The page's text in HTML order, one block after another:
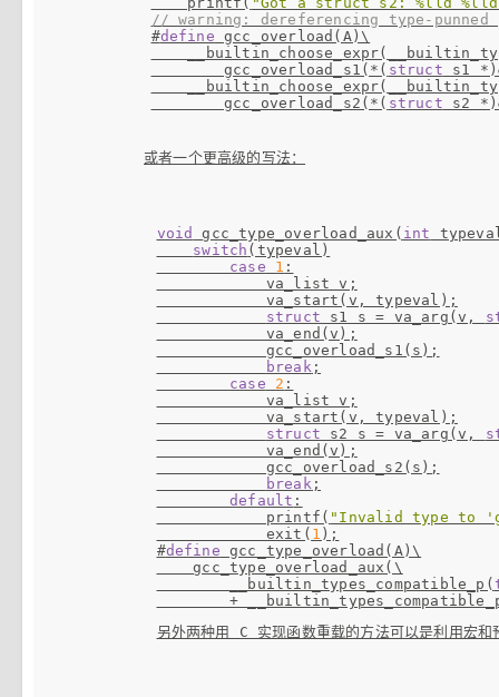
// warning: dereferencing type-
#define gcc_overload(A)\
        gcc_overload_s1(*(
struct s1
        gcc_overload_s2(*(
struct s2
或者一个更高级的写法：
void gcc_type_overload_aux( int
switch (typeval)
case
1 :
            va_list v;
            va_start(v, typeval);
struct s1 s = va_arg(v,
            va_end(v);
            gcc_overload_s1(s);
break ;
case
2 :
            va_list v;
            va_start(v, typeval);
struct s2 s = va_arg(v,
            va_end(v);
            gcc_overload_s2(s);
break ;
default :
            printf(
"Invalid type to
            exit(
1
#define gcc_type_overload(A)\
gcc_type_overload_aux(\
        __builtin_types_compatible_p(
+
另外两种用 C 实现函数重载的方法可以是利用宏和